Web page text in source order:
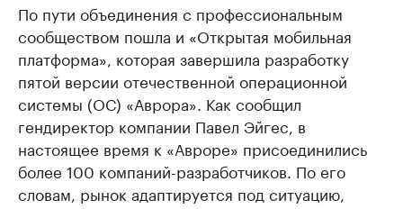
По пути объединения с профессиональным
сообществом пошла и «Открытая мобильная
платформа», которая завершила разработку
пятой версии отечественной операционной
системы (ОС) «Аврора». Как сообщил
гендиректор компании Павел Эйгес, в
настоящее время к «Авроре» присоединились
более 100 компаний-разработчиков. По его
словам, рынок адаптируется под ситуацию,